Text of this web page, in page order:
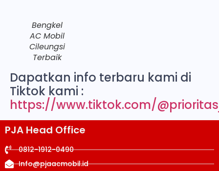
Bengkel
AC Mobil
Cileungsi
Terbaik
Dapatkan info terbaru kami di
Tiktok kami :
https://www.tiktok.com/
PJA Head Office
0812-1912-0490
Info@pjaacmobil.id